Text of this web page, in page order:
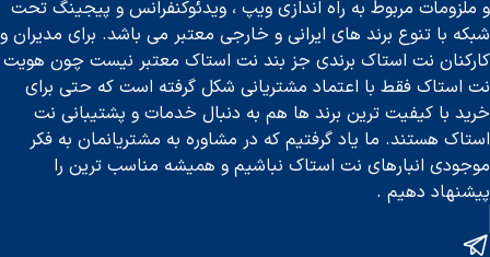
و ملزومات مربوط به راه اندازی ویپ ، ویدئوکنفرانس و پیجینگ تحت
شبکه با تنوع برند های ایرانی و خارجی معتبر می باشد. برای مدیران و
کارکنان نت استاک برندی جز بند نت استاک معتبر نیست چون هویت
نت استاک فقط با اعتماد مشتریانی شکل گرفته است که حتی برای
خرید با کیفیت ترین برند ها هم به دنبال خدمات و پشتیبانی نت
استاک هستند. ما یاد گرفتیم که در مشاوره به مشتریانمان به فکر
موجودی انبارهای نت استاک نباشیم و همیشه مناسب ترین را
پیشنهاد دهیم .